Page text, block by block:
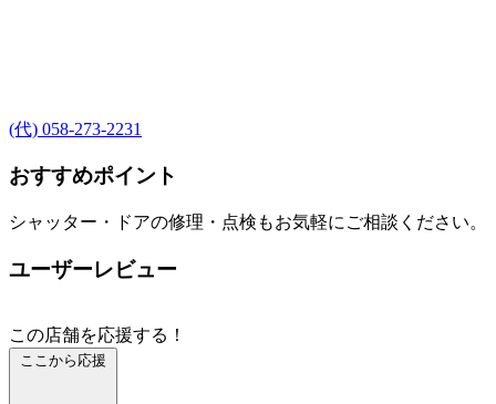
(代) 058-273-2231
おすすめポイント
シャッター・ドアの修理・点検もお気軽にご相談ください。
ユーザーレビュー
この店舗を応援する！
ここから応援